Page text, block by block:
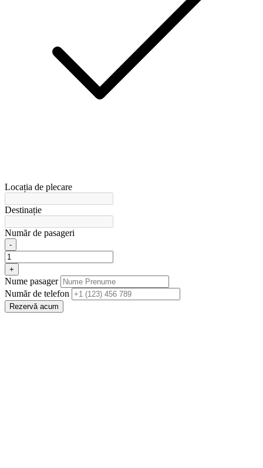
Locația de plecare
Destinație
Număr de pasageri
-
+
Nume pasager
Număr de telefon
Rezervă acum